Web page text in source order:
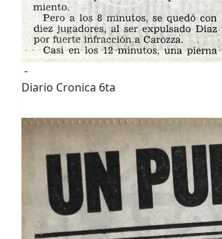
-
Diario Cronica 6ta